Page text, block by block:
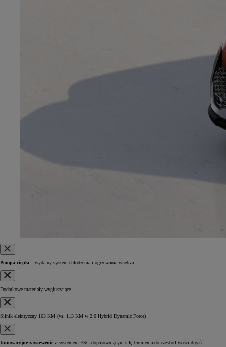
Pompa ciepła – wydajny system chłodzenia i ogrzewania wnętrza
Dodatkowe materiały wygłuszające
Silnik elektryczny 163 KM (vs. 113 KM w 2.0 Hybrid Dynamic Force)
Innowacyjne zawieszenie z systemem FSC dopasowującym siłę tłumienia do częstotliwości drgań